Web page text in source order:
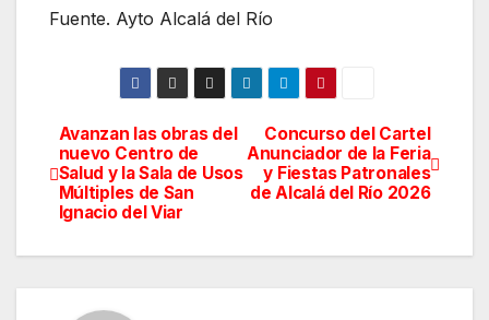
Fuente. Ayto Alcalá del Río
Navegación
de
entradas
Concurso del Cartel
Anunciador de la Feria
y Fiestas Patronales
de Alcalá del Río 2026
Avanzan las obras del
nuevo Centro de
Salud y la Sala de Usos
Múltiples de San
Ignacio del Viar